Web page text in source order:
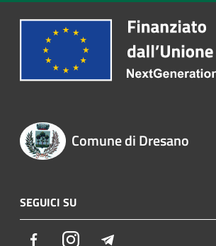
Comune di Dresano
SEGUICI SU
FacebookInstagram